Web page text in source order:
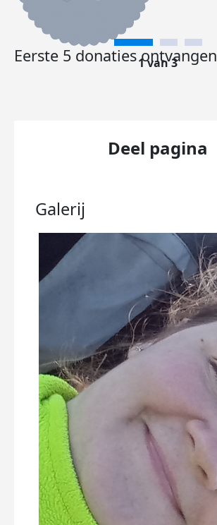
Eerste 5 donaties ontvangen
1 van 3
Deel pagina
Galerij